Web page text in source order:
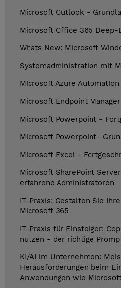
Microsoft Outlook -
Microsoft Office 365 Deep-
Whats New: Microsoft
Systemadministration mit
Microsoft Azure Automation
Microsoft Endpoint
Microsoft Powerpoint -
Microsoft Powerpoint-
Microsoft Excel -
Microsoft SharePoint
erfahrene Administratoren
IT-Praxis: Gestalten Sie
Microsoft 365
IT-Praxis für Einsteiger:
nutzen - der richtige
KI/AI im Unternehmen:
Herausforderungen beim
Anwendungen wie